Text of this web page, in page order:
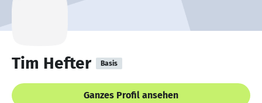
Tim Hefter Basis
Ganzes Profil ansehen